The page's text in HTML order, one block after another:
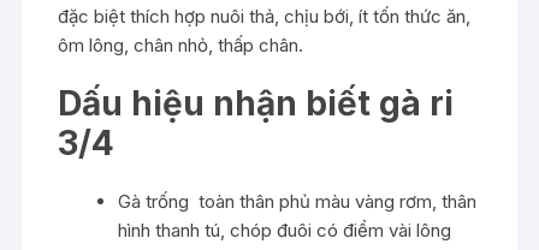
đặc biệt thích hợp nuôi thả, chịu bới, ít tốn thức ăn,
ôm lông, chân nhỏ, thấp chân.
Dấu hiệu nhận biết gà ri
3/4
Gà trống toàn thân phủ màu vàng rơm, thân
hình thanh tú, chóp đuôi có điểm vài lông